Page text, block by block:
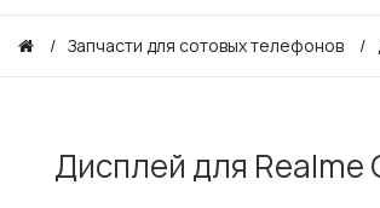
Запчасти для сотовых телефонов
Дисплей для Realme